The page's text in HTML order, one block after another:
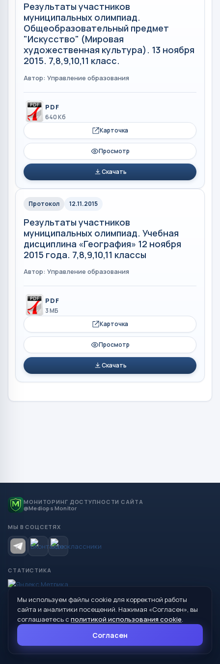
Результаты участников
муниципальных олимпиад.
Общеобразовательный предмет
"Искусство" (Мировая
художественная культура). 13 ноября
2015. 7,8,9,10,11 класс.
Автор: Управление образования
PDF
640 Кб
Карточка
Просмотр
Скачать
Протокол 12.11.2015
Результаты участников
муниципальных олимпиад. Учебная
дисциплина «География» 12 ноября
2015 года. 7,8,9,10,11 классы
Автор: Управление образования
PDF
3 МБ
Карточка
Просмотр
Скачать
МОНИТОРИНГ ДОСТУПНОСТИ САЙТА
@Mediops Monitor
МЫ В СОЦСЕТЯХ
СТАТИСТИКА
© 2026 Управление образования Администрации МО
Сухой Лог
624800, Свердловская область, г. Сухой Лог, ул. Кирова, дом 7
8 (34373) 4-33-85
Мы используем файлы cookie для корректной работы
сайта и аналитики посещений. Нажимая «Согласен», вы
соглашаетесь с политикой использования cookie.
Согласен